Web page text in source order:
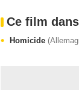
Ce film
Homicide